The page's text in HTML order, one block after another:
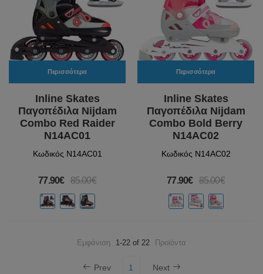
Περισσότερα
Inline Skates
Παγοπέδιλα Nijdam
Combo Red Raider
N14AC01
Κωδικός N14AC01
77.90€ 85.00€
Περισσότερα
Inline Skates
Παγοπέδιλα Nijdam
Combo Bold Berry
N14AC02
Κωδικός N14AC02
77.90€ 85.00€
Εμφάνιση 1-22 of 22 Προϊόντα
Prev 1 Next